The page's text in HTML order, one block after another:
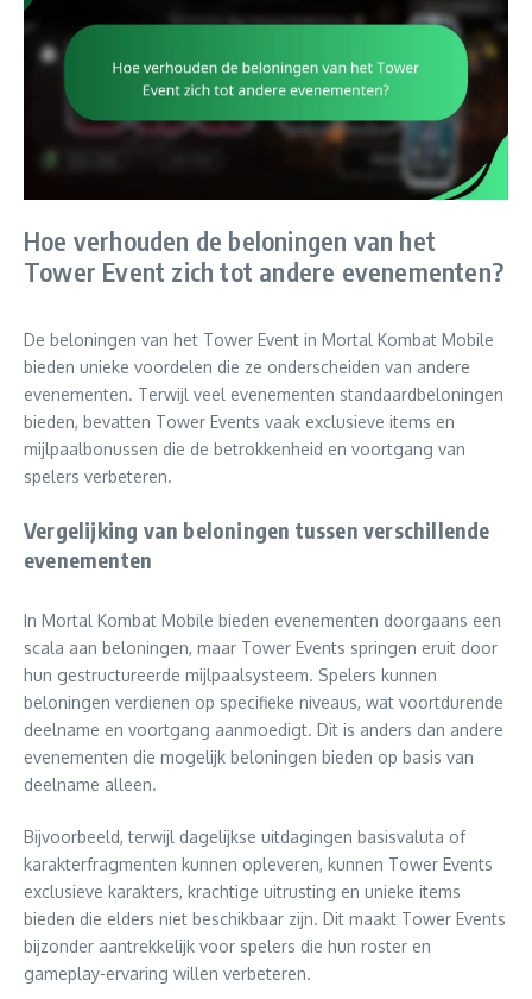
Hoe verhouden de beloningen van het
Tower Event zich tot andere evenementen?
De beloningen van het Tower Event in Mortal Kombat Mobile
bieden unieke voordelen die ze onderscheiden van andere
evenementen. Terwijl veel evenementen standaardbeloningen
bieden, bevatten Tower Events vaak exclusieve items en
mijlpaalbonussen die de betrokkenheid en voortgang van
spelers verbeteren.
Vergelijking van beloningen tussen verschillende
evenementen
In Mortal Kombat Mobile bieden evenementen doorgaans een
scala aan beloningen, maar Tower Events springen eruit door
hun gestructureerde mijlpaalsysteem. Spelers kunnen
beloningen verdienen op specifieke niveaus, wat voortdurende
deelname en voortgang aanmoedigt. Dit is anders dan andere
evenementen die mogelijk beloningen bieden op basis van
deelname alleen.
Bijvoorbeeld, terwijl dagelijkse uitdagingen basisvaluta of
karakterfragmenten kunnen opleveren, kunnen Tower Events
exclusieve karakters, krachtige uitrusting en unieke items
bieden die elders niet beschikbaar zijn. Dit maakt Tower Events
bijzonder aantrekkelijk voor spelers die hun roster en
gameplay-ervaring willen verbeteren.